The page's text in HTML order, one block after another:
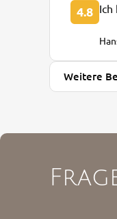
4.8 Ich
Weitere